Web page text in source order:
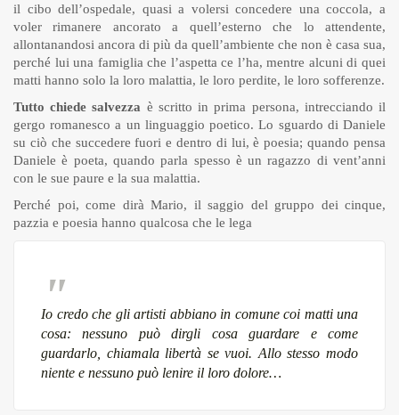
il cibo dell’ospedale, quasi a volersi concedere una coccola, a
voler rimanere ancorato a quell’esterno che lo attendente,
allontanandosi ancora di più da quell’ambiente che non è casa sua,
perché lui una famiglia che l’aspetta ce l’ha, mentre alcuni di quei
matti hanno solo la loro malattia, le loro perdite, le loro sofferenze.
Tutto chiede salvezza è scritto in prima persona, intrecciando il
gergo romanesco a un linguaggio poetico. Lo sguardo di Daniele
su ciò che succedere fuori e dentro di lui, è poesia; quando pensa
Daniele è poeta, quando parla spesso è un ragazzo di vent’anni
con le sue paure e la sua malattia.
Perché poi, come dirà Mario, il saggio del gruppo dei cinque,
pazzia e poesia hanno qualcosa che le lega
Io credo che gli artisti abbiano in comune coi matti una
cosa: nessuno può dirgli cosa guardare e come
guardarlo, chiamala libertà se vuoi. Allo stesso modo
niente e nessuno può lenire il loro dolore…